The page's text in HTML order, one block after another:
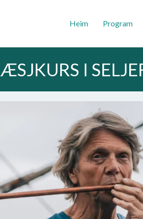
Heim Program
I